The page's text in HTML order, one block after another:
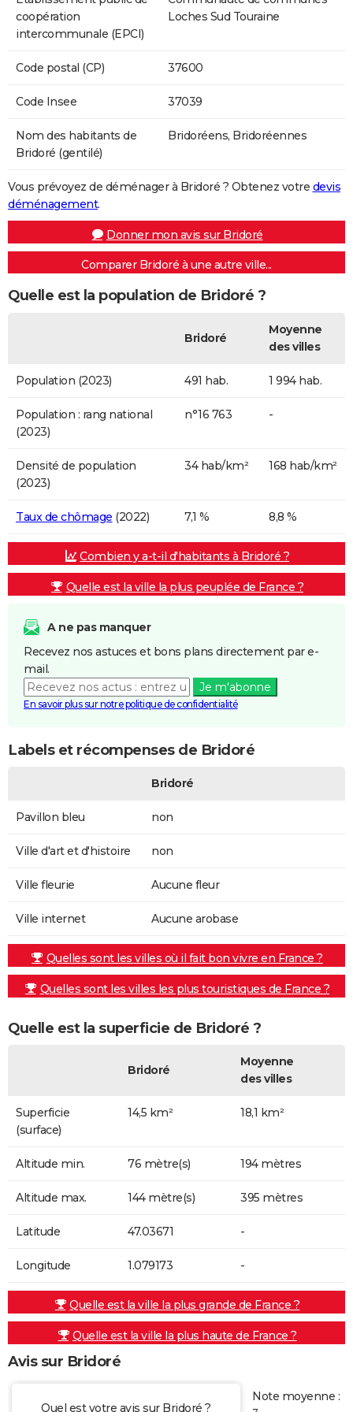
coopération
intercommunale (EPCI)
Loches Sud Touraine
Code postal (CP) 37600
Code Insee 37039
Nom des habitants de
Bridoré (gentilé)
Bridoréens, Bridoréennes
Vous prévoyez de déménager à Bridoré ? Obtenez votre devis
déménagement.
Donner mon avis sur Bridoré
Comparer Bridoré à une autre ville...
Quelle est la population de Bridoré ?
Bridoré
Moyenne
des villes
Population (2023) 491 hab. 1 994 hab.
Population : rang national
(2023)
n°16 763 -
Densité de population
(2023)
34 hab/km² 168 hab/km²
Taux de chômage (2022) 7,1 % 8,8 %
Combien y a-t-il d'habitants à Bridoré ?
Quelle est la ville la plus peuplée de France ?
A ne pas manquer
Recevez nos astuces et bons plans directement par e-
mail.
Je m'abonne
En savoir plus sur notre politique de confidentialité
Labels et récompenses de Bridoré
Bridoré
Pavillon bleu non
Ville d'art et d'histoire non
Ville fleurie Aucune fleur
Ville internet Aucune arobase
Quelles sont les villes où il fait bon vivre en France ?
Quelles sont les villes les plus touristiques de France ?
Quelle est la superficie de Bridoré ?
Bridoré
Moyenne
des villes
Superficie
(surface)
14,5 km² 18,1 km²
Altitude min. 76 mètre(s) 194 mètres
Altitude max. 144 mètre(s) 395 mètres
Latitude 47.03671 -
Longitude 1.079173 -
Quelle est la ville la plus grande de France ?
Quelle est la ville la plus haute de France ?
Avis sur Bridoré
Quel est votre avis sur Bridoré ?
Note moyenne :